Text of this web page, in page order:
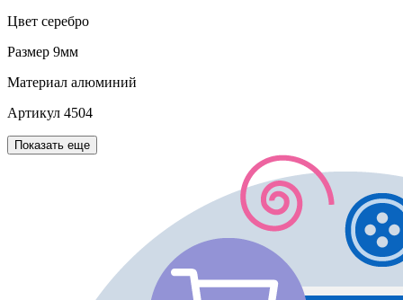
Цвет серебро
Размер 9мм
Материал алюминий
Артикул 4504
Показать еще